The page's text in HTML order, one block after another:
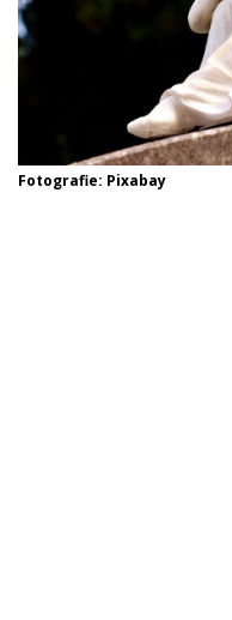
Fotografie: Pixabay